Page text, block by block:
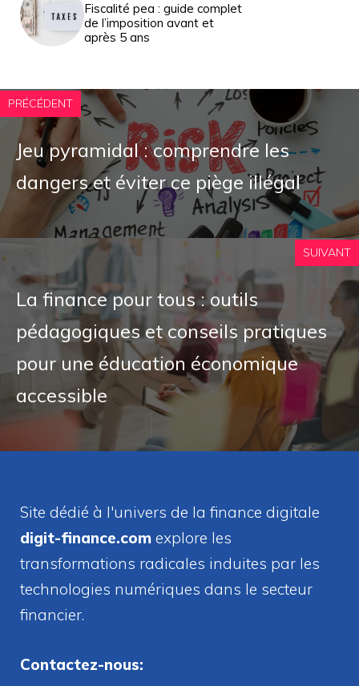
Fiscalité pea : guide complet
de l’imposition avant et
après 5 ans
PRÉCÉDENT
Jeu pyramidal : comprendre les
dangers et éviter ce piège illégal
SUIVANT
La finance pour tous : outils
pédagogiques et conseils pratiques
pour une éducation économique
accessible
Site dédié à l'univers de la finance digitale
digit-finance.com explore les
transformations radicales induites par les
technologies numériques dans le secteur
financier.
Contactez-nous: